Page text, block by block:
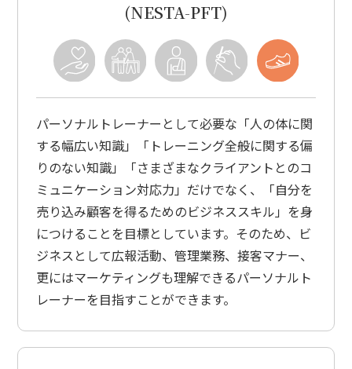
(NESTA-PFT)
パーソナルトレーナーとして必要な「人の体に関
する幅広い知識」「トレーニング全般に関する偏
りのない知識」「さまざまなクライアントとのコ
ミュニケーション対応力」だけでなく、「自分を
売り込み顧客を得るためのビジネススキル」を身
につけることを目標としています。そのため、ビ
ジネスとして広報活動、管理業務、接客マナー、
更にはマーケティングも理解できるパーソナルト
レーナーを目指すことができます。